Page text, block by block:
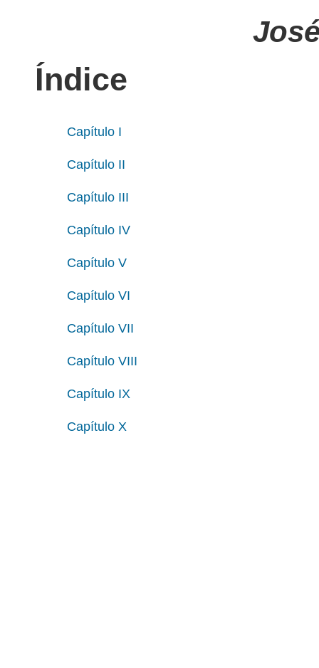
Índice
Capítulo I
Capítulo II
Capítulo III
Capítulo IV
Capítulo V
Capítulo VI
Capítulo VII
Capítulo VIII
Capítulo IX
Capítulo X